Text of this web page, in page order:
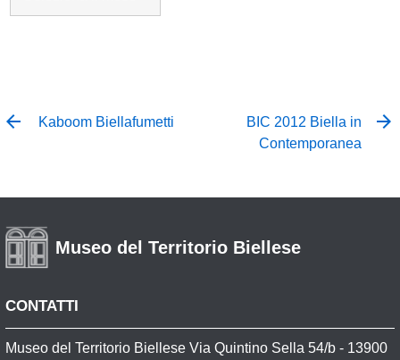
Kaboom Biellafumetti
BIC 2012 Biella in
Contemporanea
Museo del Territorio Biellese
CONTATTI
Museo del Territorio Biellese Via Quintino Sella 54/b - 13900